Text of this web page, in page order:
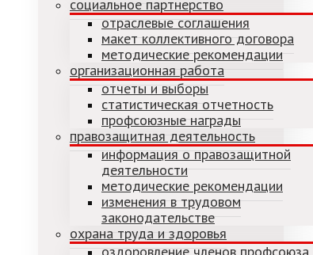
социальное партнерство
отраслевые соглашения
макет коллективного договора
методические рекомендации
организационная работа
отчеты и выборы
статистическая отчетность
профсоюзные награды
правозащитная деятельность
информация о правозащитной
деятельности
методические рекомендации
изменения в трудовом
законодательстве
охрана труда и здоровья